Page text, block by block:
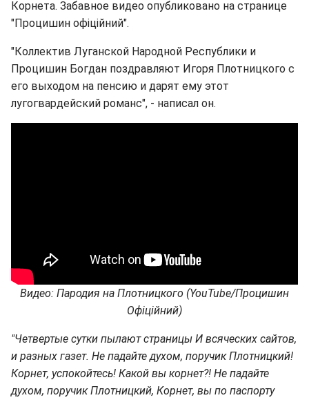
Корнета. Забавное видео опубликовано на странице
"Процишин офіційний".
"Коллектив Луганской Народной Республики и
Процишин Богдан поздравляют Игоря Плотницкого с
его выходом на пенсию и дарят ему этот
лугогвардейский романс", - написал он.
Видео: Пародия на Плотницкого (YouTube/Процишин
Офіційний)
"Четвертые сутки пылают страницы И всяческих сайтов,
и разных газет. Не падайте духом, поручик Плотницкий!
Корнет, успокойтесь! Какой вы корнет?! Не падайте
духом, поручик Плотницкий, Корнет, вы по паспорту